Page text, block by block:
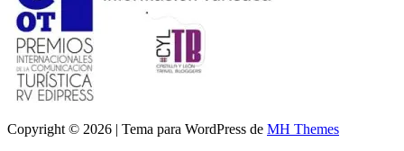
Copyright © 2026 | Tema para WordPress de MH Themes